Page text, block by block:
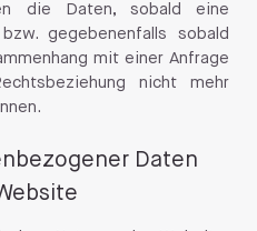
die Daten, sobald eine
gegebenenfalls sobald
mit einer Anfrage
nicht mehr
Daten